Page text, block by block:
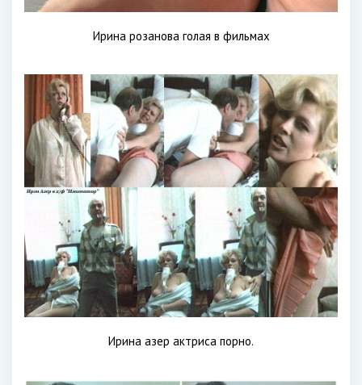
Ирина розанова голая в фильмах
Ирина азер актриса порно.